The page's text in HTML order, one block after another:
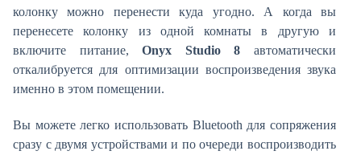
колонку можно перенести куда угодно. А когда вы
перенесете колонку из одной комнаты в другую и
включите питание,Onyx Studio 8 автоматически
откалибруется для оптимизации воспроизведения звука
именно в этом помещении.
Вы можете легко использовать Bluetooth для сопряжения
сразу с двумя устройствами и по очереди воспроизводить